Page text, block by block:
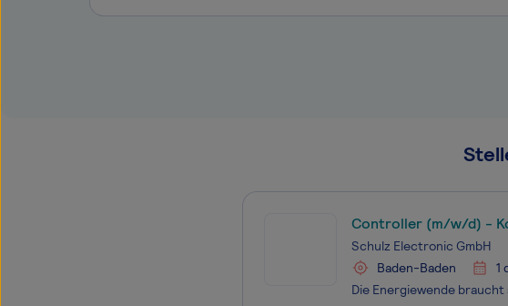
Controller (m/w/d) -
Schulz Electronic GmbH
Baden-Baden
1